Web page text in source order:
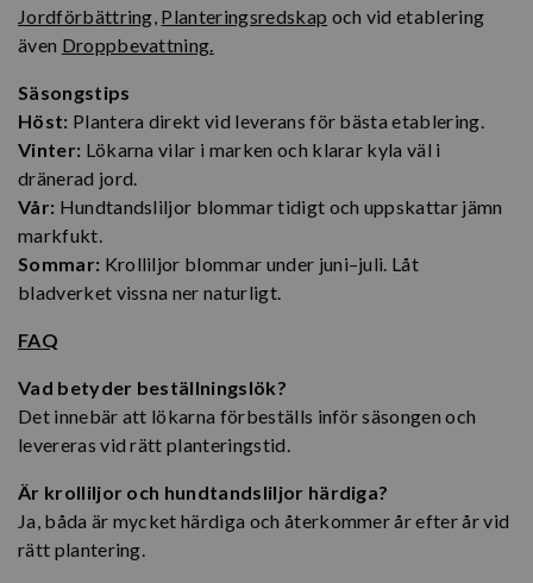
Jordförbättring Planteringsredskap och vid etablering
även Droppbevattning.
Säsongstips
Höst: Plantera direkt vid leverans för bästa etablering.
Vinter: Lökarna vilar i marken och klarar kyla väl i
dränerad jord.
Vår: Hundtandsliljor blommar tidigt och uppskattar jämn
markfukt.
Sommar: Krolliljor blommar under juni–juli. Låt
bladverket vissna ner naturligt.
FAQ
Vad betyder beställningslök?
Det innebär att lökarna förbeställs inför säsongen och
levereras vid rätt planteringstid.
Är krolliljor och hundtandsliljor härdiga?
Ja, båda är mycket härdiga och återkommer år efter år vid
rätt plantering.